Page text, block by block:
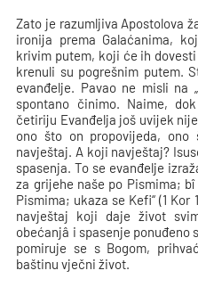
Zato je razumljiva Apostolova
ironija prema Galaćanima,
krivim putem, koji će ih
krenuli su pogrešnim putem.
evanđelje. Pavao ne misli na
spontano činimo. Naime,
četiriju Evanđelja još uvijek
ono što on propovijeda,
navještaj. A koji navještaj?
spasenja. To se evanđelje
za grijehe naše po Pismima;
Pismima; ukaza se Kefi“ (1 Kor
navještaj koji daje život
obećanjâ i spasenje ponuđeno
pomiruje se s Bogom,
baštinu vječni život.